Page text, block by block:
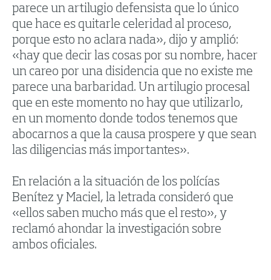
parece un artilugio defensista que lo único
que hace es quitarle celeridad al proceso,
porque esto no aclara nada», dijo y amplió:
«hay que decir las cosas por su nombre, hacer
un careo por una disidencia que no existe me
parece una barbaridad. Un artilugio procesal
que en este momento no hay que utilizarlo,
en un momento donde todos tenemos que
abocarnos a que la causa prospere y que sean
las diligencias más importantes».
En relación a la situación de los polícías
Benítez y Maciel, la letrada consideró que
«ellos saben mucho más que el resto», y
reclamó ahondar la investigación sobre
ambos oficiales.